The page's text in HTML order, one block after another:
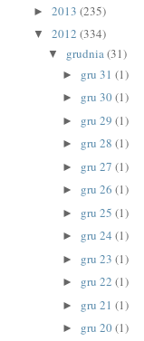
►2013(235)
▼2012(334)
▼ grudnia(31)
► gru 31 (1)
► gru 30(1)
► gru 29 (1)
► gru 28 (1)
► gru 27 (1)
► gru 26 (1)
► gru 25 (1)
► gru 24 (1)
► gru 23 (1)
► gru 22 (1)
► gru 21 (1)
► gru 20(1)